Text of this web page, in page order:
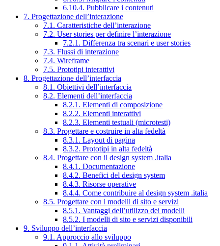
6.10.4. Pubblicare i contenuti
7. Progettazione dell’interazione
7.1. Caratteristiche dell’interazione
7.2. User stories per definire l’interazione
7.2.1. Differenza tra scenari e user stories
7.3. Flussi di interazione
7.4. Wireframe
7.5. Prototipi interattivi
8. Progettazione dell’interfaccia
8.1. Obiettivi dell’interfaccia
8.2. Elementi dell’interfaccia
8.2.1. Elementi di composizione
8.2.2. Elementi interattivi
8.2.3. Elementi testuali (microtesti)
8.3. Progettare e costruire in alta fedeltà
8.3.1. Layout di pagina
8.3.2. Prototipi in alta fedeltà
8.4. Progettare con il design system .italia
8.4.1. Documentazione
8.4.2. Benefici del design system
8.4.3. Risorse operative
8.4.4. Come contribuire al design system .italia
8.5. Progettare con i modelli di sito e servizi
8.5.1. Vantaggi dell’utilizzo dei modelli
8.5.2. I modelli di sito e servizi disponibili
9. Sviluppo dell’interfaccia
9.1. Approccio allo sviluppo